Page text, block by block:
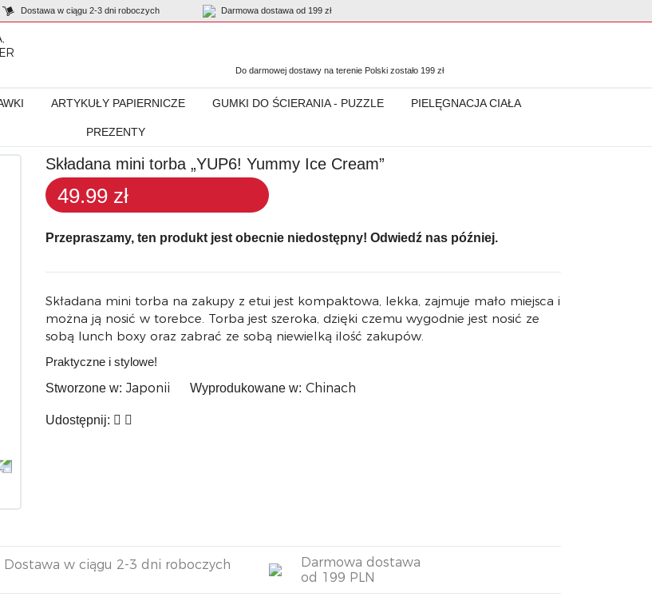
Dostawa w ciągu 2-3 dni roboczych Darmowa dostawa od 199 zł
Do darmowej dostawy na terenie Polski zostało 199 zł
ARTYKUŁY PAPIERNICZE GUMKI DO ŚCIERANIA - PUZZLE PIELĘGNACJA CIAŁA
PREZENTY
Składana mini torba „YUP6! Yummy Ice Cream”
49.99 zł
Przepraszamy, ten produkt jest obecnie niedostępny! Odwiedź nas później.
Składana mini torba na zakupy z etui jest kompaktowa, lekka, zajmuje mało miejsca i
można ją nosić w torebce. Torba jest szeroka, dzięki czemu wygodnie jest nosić ze
sobą lunch boxy oraz zabrać ze sobą niewielką ilość zakupów.
Praktyczne i stylowe!
Stworzone w: Japonii Wyprodukowane w: Chinach
Udostępnij:
Dostawa w ciągu 2-3 dni roboczych
Darmowa dostawa
od 199 PLN